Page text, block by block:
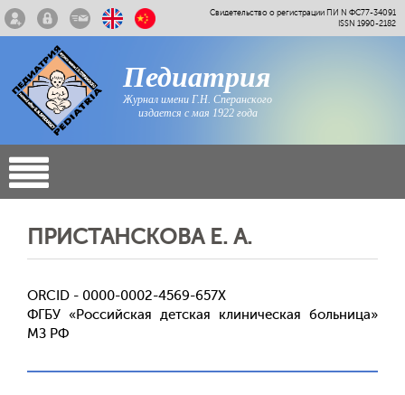
Свидетельство о регистрации ПИ N ФС77-34091
ISSN 1990-2182
Педиатрия
Журнал имени Г.Н. Сперанского
издается с мая 1922 года
ПРИСТАНСКОВА Е. А.
ORCID - 0000-0002-4569-657X
ФГБУ «Российская детская клиническая больница»
МЗ РФ